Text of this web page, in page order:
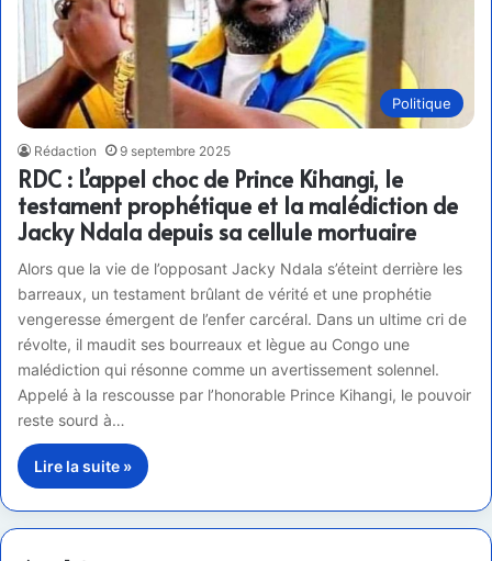
Politique
Rédaction 9 septembre 2025
RDC : L’appel choc de Prince Kihangi, le
testament prophétique et la malédiction de
Jacky Ndala depuis sa cellule mortuaire
Alors que la vie de l’opposant Jacky Ndala s’éteint derrière les
barreaux, un testament brûlant de vérité et une prophétie
vengeresse émergent de l’enfer carcéral. Dans un ultime cri de
révolte, il maudit ses bourreaux et lègue au Congo une
malédiction qui résonne comme un avertissement solennel.
Appelé à la rescousse par l’honorable Prince Kihangi, le pouvoir
reste sourd à…
Lire la suite »